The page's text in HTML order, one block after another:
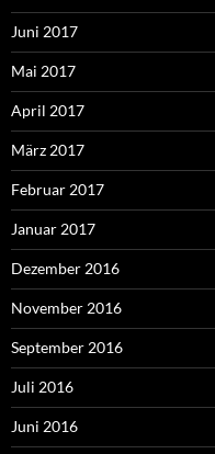
Juni 2017
Mai 2017
April 2017
März 2017
Februar 2017
Januar 2017
Dezember 2016
November 2016
September 2016
Juli 2016
Juni 2016